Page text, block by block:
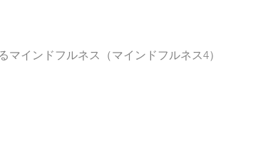
マインドフルネス（マインドフルネス4）